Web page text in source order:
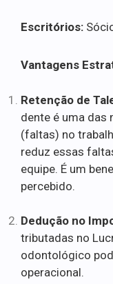
Escritórios:
Vantagens
Retenção de
dente é uma das
(faltas) no
reduz essas
equipe. É um
percebido.
Dedução no
tributadas no
odontológico
operacional.